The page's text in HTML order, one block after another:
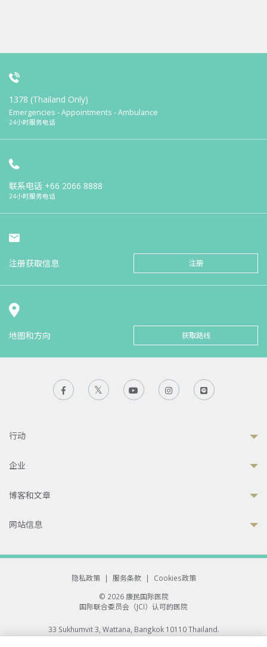
1378 (Thailand Only)
Emergencies - Appointments - Ambulance
24小时服务电话
联系电话 +66 2066 8888
24小时服务电话
注册获取信息 注册
地图和方向 获取路线
行动
企业
博客和文章
网站信息
隐私政策 | 服务条款 |
Cookies政策
© 2026 康民国际医院
国际联合委员会（JCI）认可的医院
33 Sukhumvit 3, Wattana, Bangkok 10110 Thailand.
All rights reserved.